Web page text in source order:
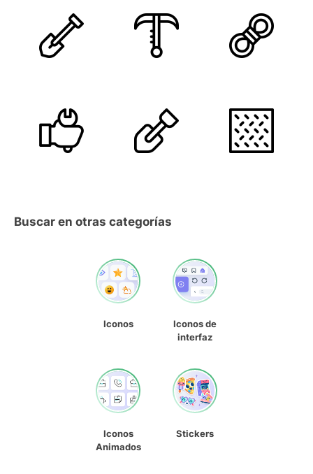
Buscar en otras categorías
Iconos
Iconos de
interfaz
Iconos
Animados
Stickers